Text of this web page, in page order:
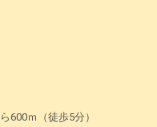
600ｍ（徒歩5分）